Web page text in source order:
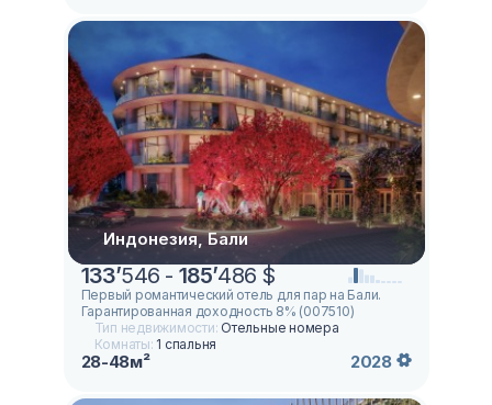
Индонезия, Бали
133’546 - 185’486 $
Первый романтический отель для пар на Бали.
Гарантированная доходность 8% (007510)
Тип недвижимости: Отельные номера
Комнаты: 1 спальня
28-48м² 2028